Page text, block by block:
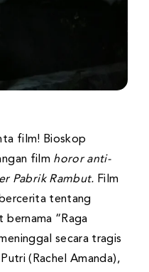
film! Bioskop
film horor anti-
Pabrik Rambut. Film
tentang
bernama “Raga
secara tragis
(Rachel Amanda),